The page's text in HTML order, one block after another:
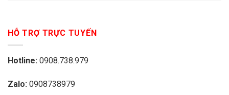
HỖ TRỢ TRỰC TUYẾN
Hotline: 0908.738.979
Zalo: 0908738979